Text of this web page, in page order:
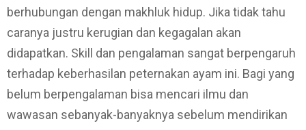
berhubungan dengan makhluk hidup. Jika tidak tahu
caranya justru kerugian dan kegagalan akan
didapatkan. Skill dan pengalaman sangat berpengaruh
terhadap keberhasilan peternakan ayam ini. Bagi yang
belum berpengalaman bisa mencari ilmu dan
wawasan sebanyak-banyaknya sebelum mendirikan